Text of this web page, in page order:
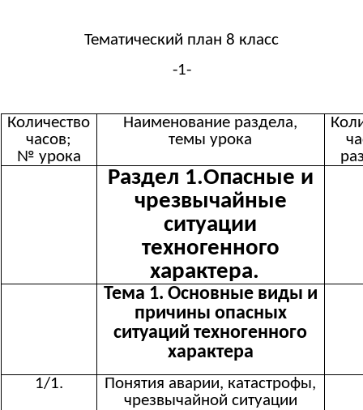
Тематический план 8 класс
-1-
Количество
часов;
№ урока
Наименование раздела,
темы урока
Раздел 1.Опасные и
чрезвычайные
ситуации
техногенного
характера.
Тема 1. Основные виды и
причины опасных
ситуаций техногенного
характера
1/1.
Понятия аварии, катастрофы,
чрезвычайной ситуации